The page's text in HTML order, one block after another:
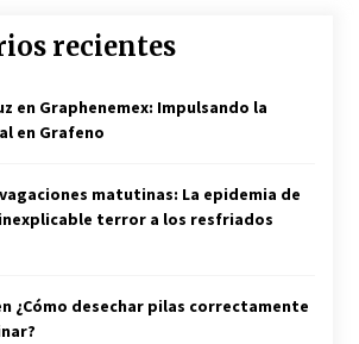
recientes
en Graphenemex: Impulsando la
en Grafeno
matutinas: La epidemia de
terror a los resfriados
¿Cómo desechar pilas correctamente